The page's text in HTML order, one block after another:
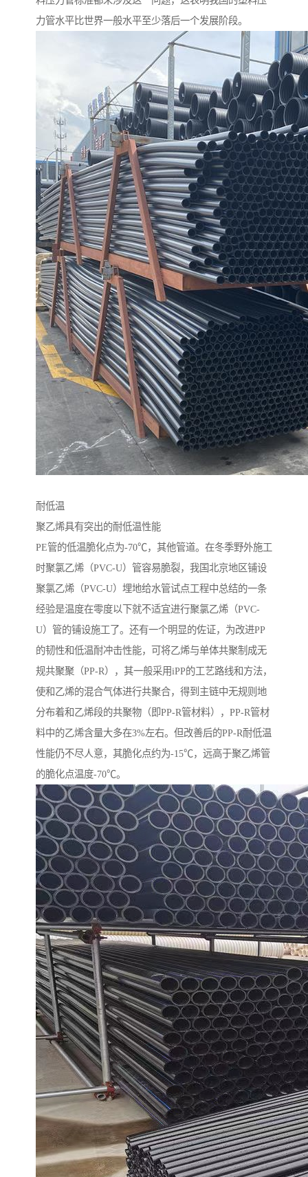
力管水平比世界一般水平至少落后一个发展阶段。
耐低温
聚乙烯具有突出的耐低温性能
PE管的低温脆化点为-70℃，其他管道。在冬季野外施工
时聚氯乙烯（PVC-U）管容易脆裂，我国北京地区铺设
聚氯乙烯（PVC-U）埋地给水管试点工程中总结的一条
经验是温度在零度以下就不适宜进行聚氯乙烯（PVC-
U）管的铺设施工了。还有一个明显的佐证，为改进PP
的韧性和低温耐冲击性能，可将乙烯与单体共聚制成无
规共聚聚（PP-R），其一般采用iPP的工艺路线和方法，
使和乙烯的混合气体进行共聚合，得到主链中无规则地
分布着和乙烯段的共聚物（即PP-R管材料），PP-R管材
料中的乙烯含量大多在3%左右。但改善后的PP-R耐低温
性能仍不尽人意，其脆化点约为-15℃，远高于聚乙烯管
的脆化点温度-70℃。